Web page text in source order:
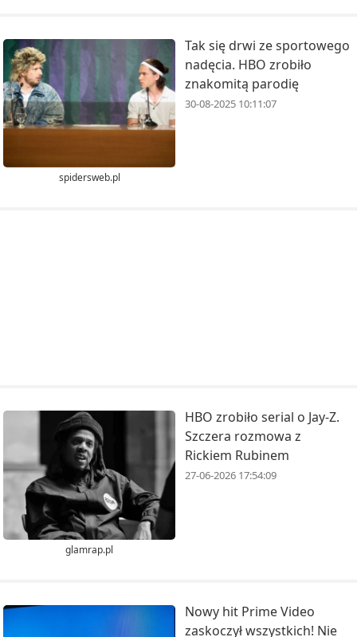
spidersweb.pl
Tak się drwi ze sportowego
nadęcia. HBO zrobiło
znakomitą parodię
30-08-2025 10:11:07
glamrap.pl
HBO zrobiło serial o Jay-Z.
Szczera rozmowa z
Rickiem Rubinem
27-06-2026 17:54:09
Nowy hit Prime Video
zaskoczył wszystkich! Nie